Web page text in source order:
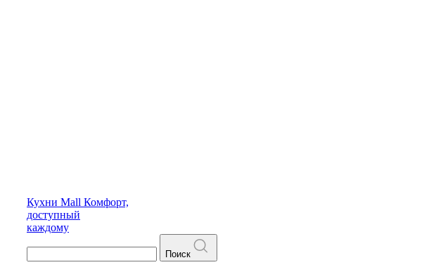
Кухни Mall Комфорт,
доступный
каждому
Поиск